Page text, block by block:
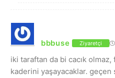
bbbuse Ziyaretçi
iki taraftan da bi cacık
kaderini yaşayacaklar. geçen